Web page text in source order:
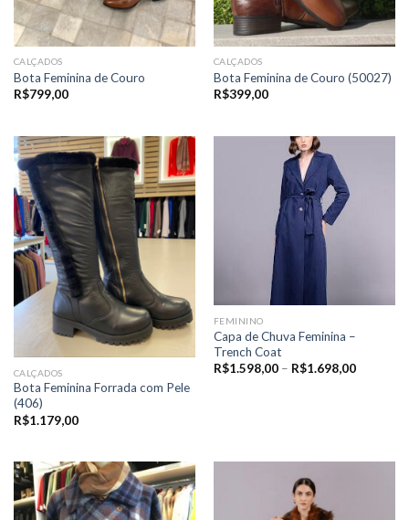
CALÇADOS
Bota Feminina de Couro
R$799,00
CALÇADOS
Bota Feminina de Couro (50027)
R$399,00
CALÇADOS
Bota Feminina Forrada com Pele
(406)
R$1.179,00
FEMININO
Capa de Chuva Feminina –
Trench Coat
R$1.598,00 – R$1.698,00Price